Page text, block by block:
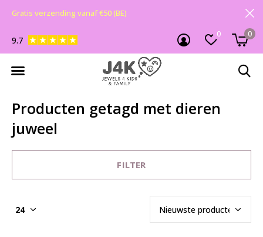
0 0
9.7
Gratis verzending vanaf €50 (BE)
Producten getagd met dieren
juweel
FILTER